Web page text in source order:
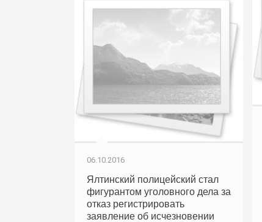
06.10.2016
Ялтинский полицейский стал
фигурантом уголовного дела за
отказ регистрировать
заявление об исчезновении